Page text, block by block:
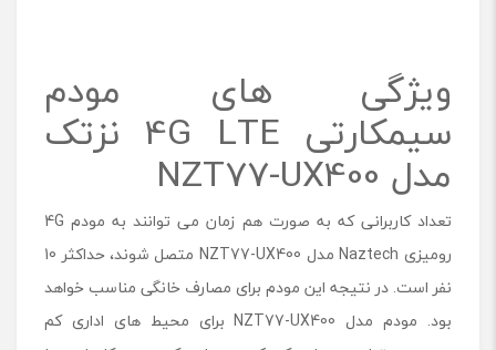
ویژگی های مودم
سیمکارتی 4G LTE نزتک
مدل NZT77-UX400
تعداد کاربرانی که به صورت هم زمان می توانند به مودم 4G
رومیزی Naztech مدل NZT77-UX400 متصل شوند، حداکثر 10
نفر است. در نتیجه این مودم برای مصارف خانگی مناسب خواهد
بود. مودم مدل NZT77-UX400 برای محیط های اداری کم